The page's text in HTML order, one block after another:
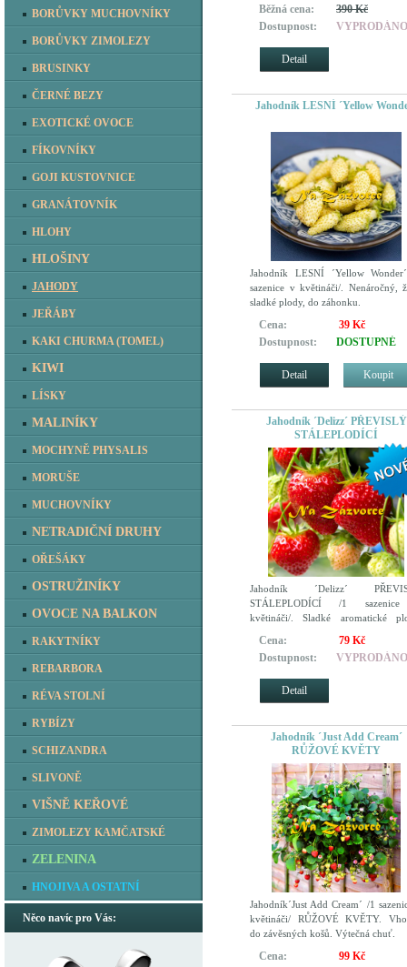
BORŮVKY MUCHOVNÍKY
BORŮVKY ZIMOLEZY
BRUSINKY
ČERNÉ BEZY
EXOTICKÉ OVOCE
FÍKOVNÍKY
GOJI KUSTOVNICE
GRANÁTOVNÍK
HLOHY
HLOŠINY
JAHODY
JEŘÁBY
KAKI CHURMA (TOMEL)
KIWI
LÍSKY
MALINÍKY
MOCHYNĚ PHYSALIS
MORUŠE
MUCHOVNÍKY
NETRADIČNÍ DRUHY
OŘEŠÁKY
OSTRUŽINÍKY
OVOCE NA BALKON
RAKYTNÍKY
REBARBORA
RÉVA STOLNÍ
RYBÍZY
SCHIZANDRA
SLIVONĚ
VIŠNĚ KEŘOVÉ
ZIMOLEZY KAMČATSKÉ
ZELENINA
HNOJIVA A OSTATNÍ
Něco navíc pro Vás:
Běžná cena:
390 Kč
Dostupnost:
VYPRODÁNO
Detail
Jahodník LESNÍ ´Yellow
Jahodník LESNÍ ´Yellow
sazenice v květináči/. Nenáročný,
sladké plody, do záhonku.
Cena:
39 Kč
Dostupnost:
DOSTUPNÉ
Koupit
Detail
Jahodník ´Delizz´ PŘEVISLÝ
STÁLEPLODÍCÍ
Jahodník ´Delizz´
STÁLEPLODÍCÍ /1
květináči/. Sladké aromatické
Cena:
79 Kč
Dostupnost:
VYPRODÁNO
Detail
Jahodník ´Just Add Cream´
RŮŽOVÉ KVĚTY
Jahodník´Just Add Cream´ /1
květináči/ RŮŽOVÉ KVĚTY.
do závěsných košů. Výtečná chuť.
Cena:
99 Kč